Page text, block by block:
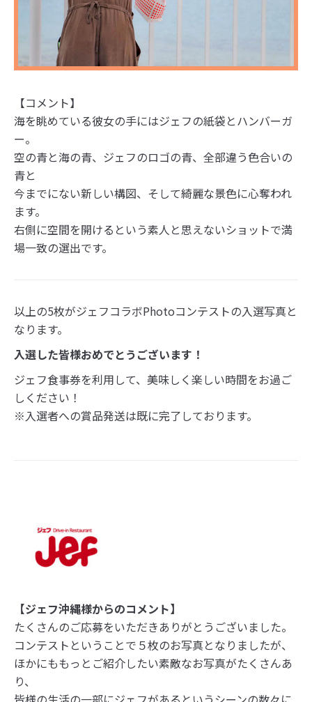
【コメント】
海を眺めている彼女の手にはジェフの紙袋とハンバーガ
ー。
空の青と海の青、ジェフのロゴの青、全部違う色合いの
青と
今までにない新しい構図、そして綺麗な景色に心奪われ
ます。
右側に空間を開けるという素人と思えないショットで満
場一致の選出です。
以上の5枚がジェフコラボPhotoコンテストの入選写真と
なります。
入選した皆様おめでとうございます！
ジェフ食事券を利用して、美味しく楽しい時間をお過ご
しください！
※入選者への賞品発送は既に完了しております。
【ジェフ沖縄様からのコメント】
たくさんのご応募をいただきありがとうございました。
コンテストということで５枚のお写真となりましたが、
ほかにももっとご紹介したい素敵なお写真がたくさんあ
り、